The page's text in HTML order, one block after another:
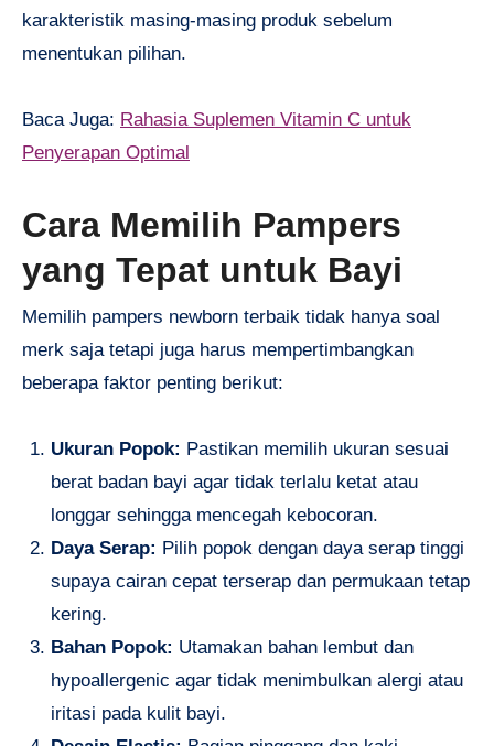
karakteristik masing-masing produk sebelum
menentukan pilihan.
Baca Juga: Rahasia Suplemen Vitamin C untuk
Penyerapan Optimal
Cara Memilih Pampers
yang Tepat untuk Bayi
Memilih pampers newborn terbaik tidak hanya soal
merk saja tetapi juga harus mempertimbangkan
beberapa faktor penting berikut:
Ukuran Popok: Pastikan memilih ukuran sesuai
berat badan bayi agar tidak terlalu ketat atau
longgar sehingga mencegah kebocoran.
Daya Serap: Pilih popok dengan daya serap tinggi
supaya cairan cepat terserap dan permukaan tetap
kering.
Bahan Popok: Utamakan bahan lembut dan
hypoallergenic agar tidak menimbulkan alergi atau
iritasi pada kulit bayi.